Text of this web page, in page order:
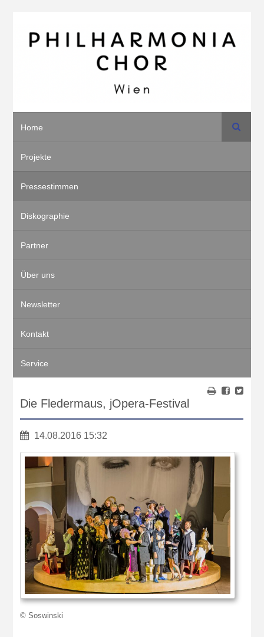
Home
Projekte
Pressestimmen
Diskographie
Partner
Über uns
Newsletter
Kontakt
Service
Suche
Die Fledermaus, jOpera-Festival
14.08.2016 15:32
© Soswinski